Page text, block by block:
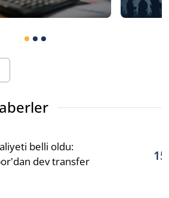
belli oldu:
dev transfer